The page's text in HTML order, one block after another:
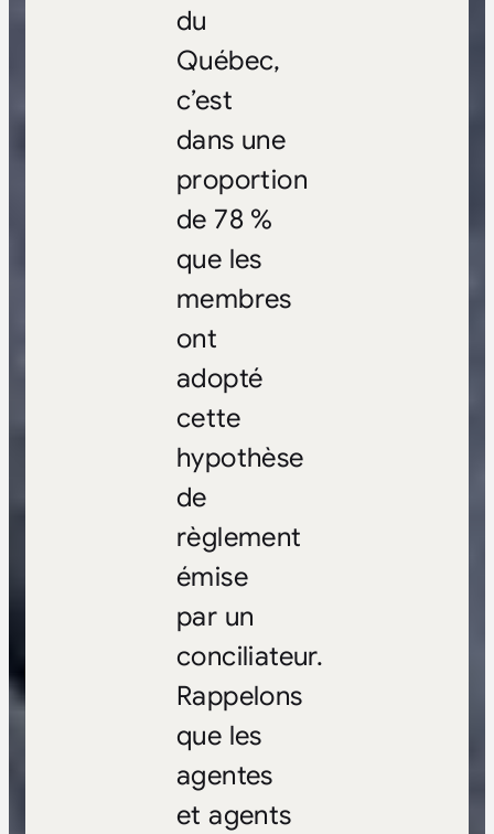
du
Québec,
c’est
dans une
proportion
de 78 %
que les
membres
ont
adopté
cette
hypothèse
de
règlement
émise
par un
conciliateur.
Rappelons
que les
agentes
et agents